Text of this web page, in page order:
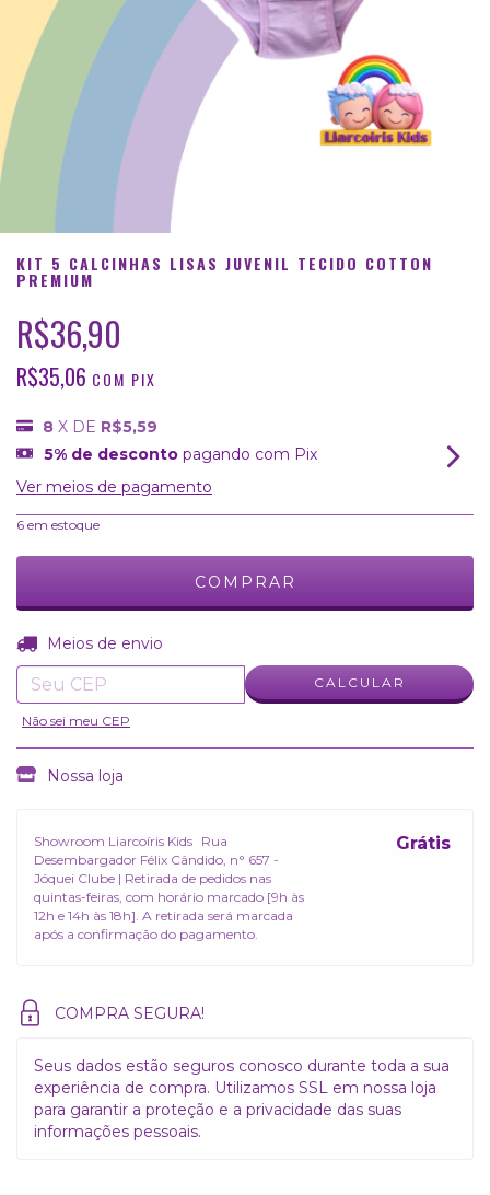
KIT 5 CALCINHAS LISAS JUVENIL TECIDO COTTON
PREMIUM
R$36,90
R$35,06 COM PIX
8 X DE R$5,59
5% de desconto pagando com Pix
Ver meios de pagamento
6 em estoque
Entregas para o CEP:
Meios de envio
CALCULAR
Não sei meu CEP
Nossa loja
Showroom Liarcoíris Kids Rua
Desembargador Félix Cândido, n° 657 -
Jóquei Clube | Retirada de pedidos nas
quintas-feiras, com horário marcado [9h às
12h e 14h às 18h]. A retirada será marcada
após a confirmação do pagamento.
Grátis
COMPRA SEGURA!
Seus dados estão seguros conosco durante toda a sua
experiência de compra. Utilizamos SSL em nossa loja
para garantir a proteção e a privacidade das suas
informações pessoais.